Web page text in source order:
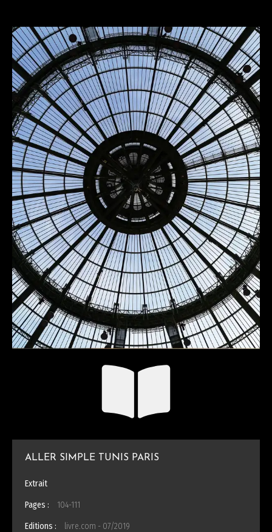
ALLER SIMPLE TUNIS PARIS
Extrait
Pages : 104-111
Editions : livre.com - 07/2019